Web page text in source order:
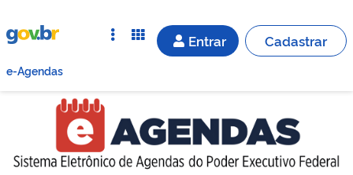
Entrar Cadastrar
e-Agendas